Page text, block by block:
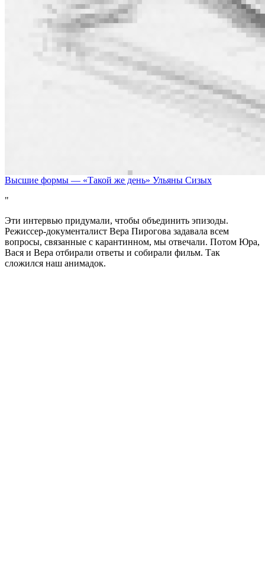
Высшие формы — «Такой же день» Ульяны Сизых
Эти интервью придумали, чтобы объединить эпизоды.
Режиссер-документалист Вера Пирогова задавала всем
вопросы, связанные с карантинном, мы отвечали. Потом Юра,
Вася и Вера отбирали ответы и собирали фильм. Так
сложился наш анимадок.